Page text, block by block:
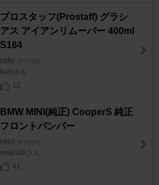
プロスタッフ(Prostaff) グラシ
アス アイアンリムーバー 400ml
S164
MINI [F55/56]
kuhlさん
12
BMW MINI(純正) CooperS 純正
フロントバンパー
MINI [F55/56]
eote108さん
41